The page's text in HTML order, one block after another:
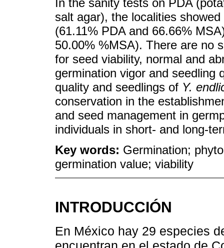
In the sanity tests on PDA
salt agar), the localities
(61.11% PDA and 66.66%
50.00% %MSA). There are no
for seed viability, normal and
germination vigor and seedling
quality and seedlings of Y.
conservation in the
and seed management in
individuals in short- and long-
Key words: Germination;
germination value; viability
INTRODUCCIÓN
En México hay 29 especies